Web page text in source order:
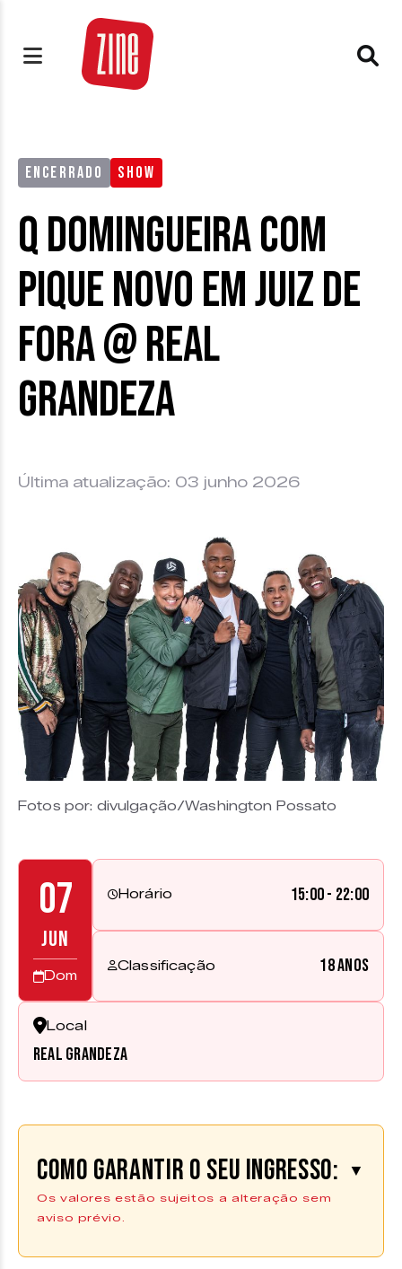
ENCERRADO SHOW
Q Domingueira com
Pique Novo em Juiz de
Fora @ Real
Grandeza
Última atualização: 03 junho 2026
Fotos por: divulgação/Washington Possato
07
JUN
Dom
Horário 15:00 - 22:00
Classificação 18 anos
Local
Real Grandeza
Como garantir o seu ingresso: ▼
Os valores estão sujeitos a alteração sem
aviso prévio.
Comprar Ingresso